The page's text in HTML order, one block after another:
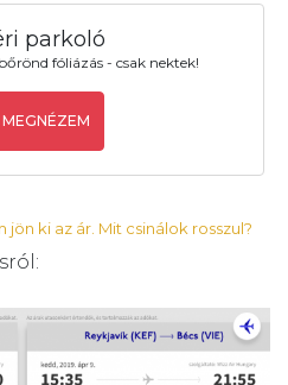
parkoló
fóliázás - csak nektek!
MEGNÉZEM
jön ki az ár. Mit csinálok rosszul?